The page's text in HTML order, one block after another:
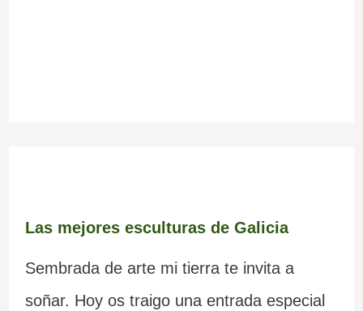
Las mejores esculturas de Galicia
Sembrada de arte mi tierra te invita a
soñar. Hoy os traigo una entrada especial